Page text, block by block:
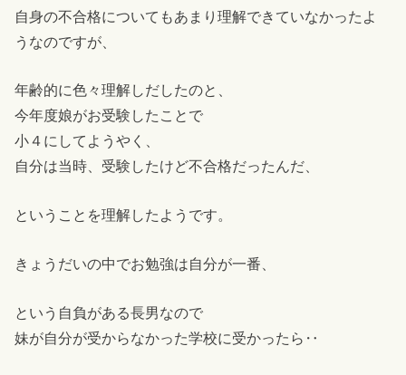
自身の不合格についてもあまり理解できていなかったよ
うなのですが、
年齢的に色々理解しだしたのと、
今年度娘がお受験したことで
小４にしてようやく、
自分は当時、受験したけど不合格だったんだ、
ということを理解したようです。
きょうだいの中でお勉強は自分が一番、
という自負がある長男なので
妹が自分が受からなかった学校に受かったら‥